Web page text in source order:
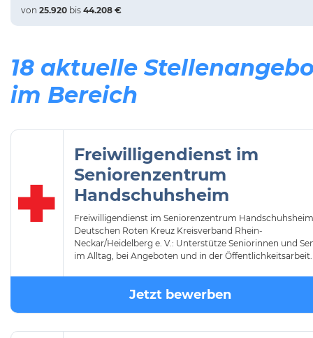
von 25.920 bis 44.208 €
18 aktuelle
im Bereich
Freiwilligendienst im
Seniorenzentrum
Handschuhsheim
Freiwilligendienst im Seniorenzentrum
Deutschen Roten Kreuz Kreisverband Rhein-
Neckar/Heidelberg e. V.: Unterstütze Seniorinnen und
im Alltag, bei Angeboten und in der Öffentlichkeitsarbeit.
Jetzt bewerben